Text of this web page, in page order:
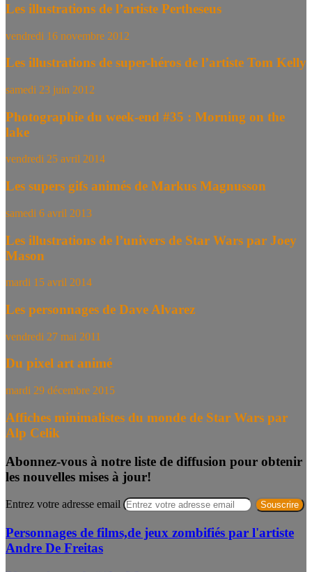
Les illustrations de l’artiste Pertheseus
vendredi 16 novembre 2012
Les illustrations de super-héros de l’artiste Tom Kelly
samedi 23 juin 2012
Photographie du week-end #35 : Morning on the
lake
vendredi 25 avril 2014
Les supers gifs animés de Markus Magnusson
samedi 6 avril 2013
Les illustrations de l’univers de Star Wars par Joey
Mason
mardi 15 avril 2014
Les personnages de Dave Alvarez
vendredi 27 mai 2011
Du pixel art animé
mardi 29 décembre 2015
Affiches minimalistes du monde de Star Wars par
Alp Celik
Abonnez-vous à notre liste de diffusion pour obtenir
les nouvelles mises à jour!
Entrez votre adresse email
Personnages de films,de jeux zombifiés par l'artiste
Andre De Freitas